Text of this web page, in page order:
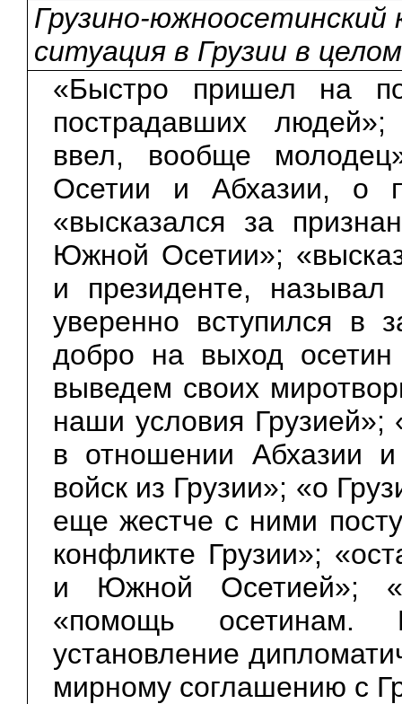
Грузино-
ситуация в Грузии в целом
«Быстро пришел на
пострадавших
ввел, вообще
Осетии и Абхазии, о
«высказался за
Южной Осетии»;
и президенте,
уверенно вступился в
добро на выход
выведем своих
наши условия Грузией»;
в отношении Абхазии
войск из Грузии»; «о
еще жестче с ними
конфликте Грузии»;
и Южной Осетией»;
«помощь осетинам.
установление
мирному соглашению с